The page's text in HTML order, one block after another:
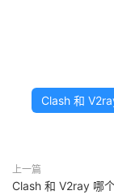
Clash 和
上一篇
Clash 和 V2ray 哪